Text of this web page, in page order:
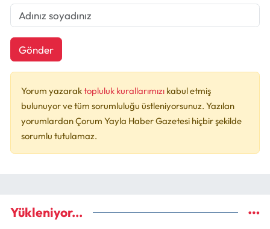
Gönder
Yorum yazaraktopluluk kurallarımızı kabul etmiş
bulunuyor ve tüm sorumluluğu üstleniyorsunuz. Yazılan
yorumlardan Çorum Yayla Haber Gazetesi hiçbir şekilde
sorumlu tutulamaz.
Yükleniyor...